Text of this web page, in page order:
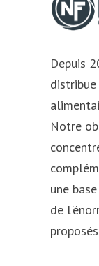
Depuis
Notre
une
de